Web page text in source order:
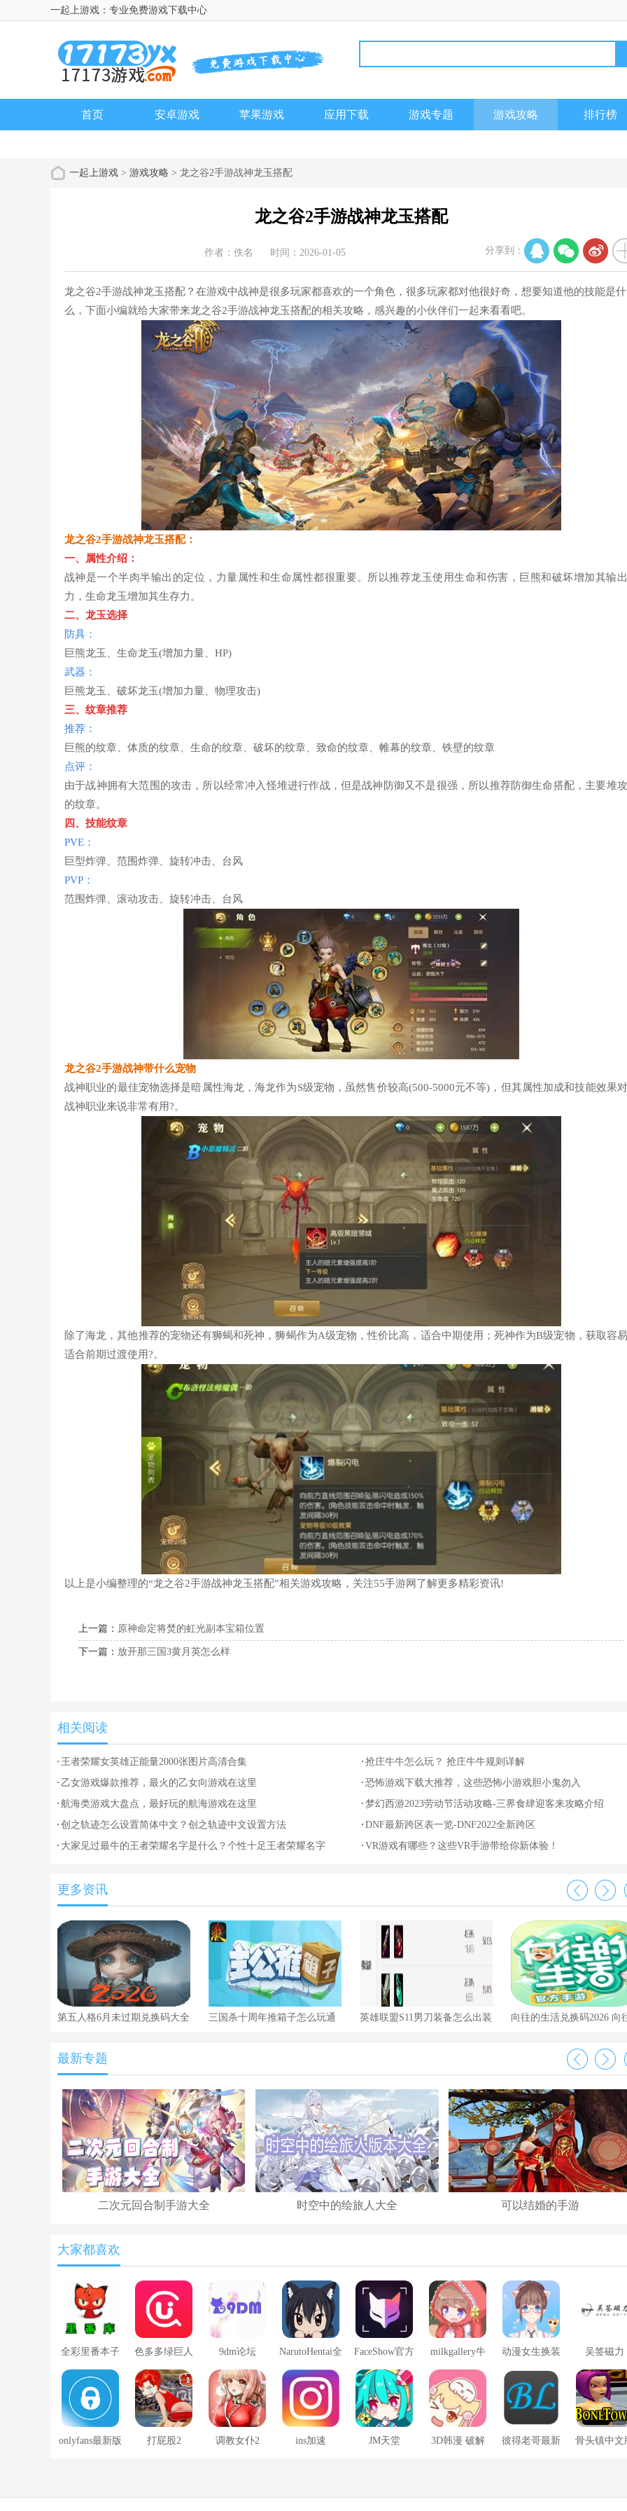
一起上游戏：专业免费游戏下载中心
首页 安卓游戏 苹果游戏 应用下载 游戏专题 游戏攻略 排行榜
一起上游戏 > 游戏攻略 > 龙之谷2手游战神龙玉搭配
龙之谷2手游战神龙玉搭配
作者：佚名 时间：2026-01-05
龙之谷2手游战神龙玉搭配？在游戏中战神是很多玩家都喜欢的一个角色，很多玩家都对他很好奇，想要知道他的技能是什
么，下面小编就给大家带来龙之谷2手游战神龙玉搭配的相关攻略，感兴趣的小伙伴们一起来看看吧。
龙之谷2手游战神龙玉搭配：
一、属性介绍：
战神是一个半肉半输出的定位，力量属性和生命属性都很重要。所以推荐龙玉使用生命和伤害，巨熊和破坏增加其输
力，生命龙玉增加其生存力。
二、 龙玉选择
防具：
巨熊龙玉、生命龙玉(增加力量、HP)
武器：
巨熊龙玉、破坏龙玉(增加力量、物理攻击)
三、纹章推荐
推荐：
巨熊的纹章、体质的纹章、生命的纹章、破坏的纹章、致命的纹章、帷幕的纹章、铁壁的纹章
点评：
由于战神拥有大范围的攻击，所以经常冲入怪堆进行作战，但是战神防御又不是很强，所以推荐防御生命搭配，主要堆
的纹章。
四、技能纹章
PVE：
巨型炸弹、范围炸弹、旋转冲击、台风
PVP：
范围炸弹、滚动攻击、旋转冲击、台风
龙之谷2手游战神带什么宠物
战神职业的最佳宠物选择是暗属性海龙，海龙作为S级宠物，虽然售价较高(500-5000元不等)，但其属性加成和技能效果
战神职业来说非常有用?。
除了海龙，其他推荐的宠物还有狮蝎和死神，狮蝎作为A级宠物，性价比高，适合中期使用；死神作为B级宠物，获取容
适合前期过渡使用?。
以上是小编整理的“龙之谷2手游战神龙玉搭配”相关游戏攻略，关注55手游网了解更多精彩资讯!
分享到：
上一篇： 原神命定将焚的虹光副本宝箱位置
下一篇： 放开那三国3黄月英怎么样
相关阅读
王者荣耀女英雄正能量2000张图片高清合集
抢庄牛牛怎么玩？ 抢庄牛牛规则详解
乙女游戏爆款推荐，最火的乙女向游戏在这里
恐怖游戏下载大推荐，这些恐怖小游戏胆小鬼勿入
航海类游戏大盘点，最好玩的航海游戏在这里
梦幻西游2023劳动节活动攻略-三界食肆迎客来攻略介绍
创之轨迹怎么设置简体中文？创之轨迹中文设置方法
DNF最新跨区表一览-DNF2022全新跨区
大家见过最牛的王者荣耀名字是什么？个性十足王者荣耀名字
VR游戏有哪些？这些VR手游带给你新体验！
更多资讯
第五人格6月未过期兑换码大全
三国杀十周年推箱子怎么玩通
英雄联盟S11男刀装备怎么出装
向往的生活兑换码2026 向
最新专题
二次元回合制手游大全 时空中的绘旅人大全 可以结婚的手游
大家都喜欢
全彩里番本子
库acg最新版
色多多绿巨人 9dm论坛 NarutoHentai全
彩本子
FaceShow官方
版
milkgallery牛 动漫女生换装 吴签磁力
onlyfans最新版 打屁股2 调教女仆2 ins加速 JM天堂 3D韩漫 破解 彼得老哥最新 骨头镇中文